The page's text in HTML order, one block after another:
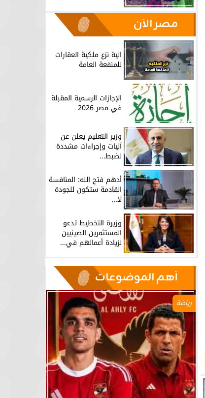
مصر الآن
الية نزع ملكية العقارات
للمنفعة العامة
الإجازات الرسمية المقبلة
في مصر 2026
وزير التعليم يعلن عن
آليات وإجراءات مشددة
لضبط...
أدهم فتح الله: المنافسة
القادمة ستكون للجودة
لا...
وزيرة التخطيط تدعو
المستثمرين الصينيين
لزيادة أعمالهم في...
آهم الموضوعات
رياضة